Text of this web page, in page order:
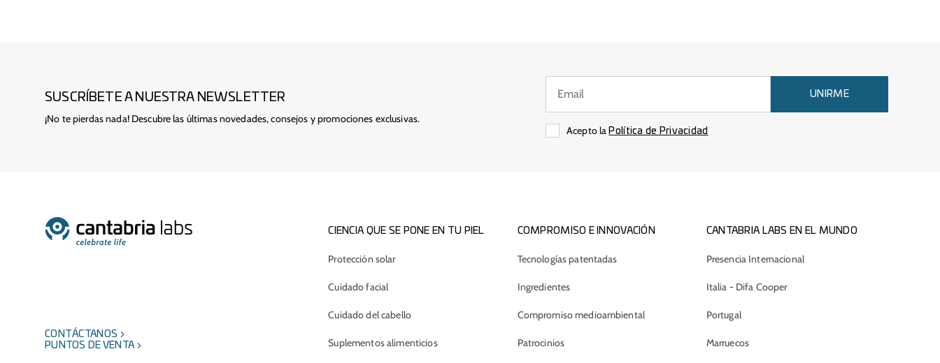
SUSCRÍBETE A NUESTRA NEWSLETTER
¡No te pierdas nada! Descubre las últimas novedades, consejos y promociones exclusivas.
UNIRME
Acepto laPolítica de Privacidad
CONTÁCTANOS
PUNTOS DE VENTA
CIENCIA QUE SE PONE EN TU PIEL
Protección solar
Cuidado facial
Cuidado del cabello
Suplementos alimenticios
COMPROMISO E INNOVACIÓN
Tecnologías patentadas
Ingredientes
Compromiso medioambiental
Patrocinios
CANTABRIA LABS EN EL MUNDO
Presencia Internacional
Italia - Difa Cooper
Portugal
Marruecos